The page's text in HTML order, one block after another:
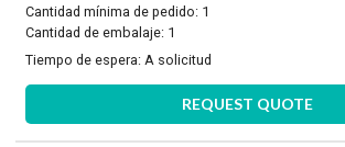
Cantidad mínima de pedido: 1
Cantidad de embalaje: 1
Tiempo de espera:A solicitud
REQUEST QUOTE